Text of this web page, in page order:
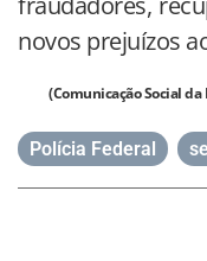
novos prejuízos
(Comunicação Social
Polícia Federal